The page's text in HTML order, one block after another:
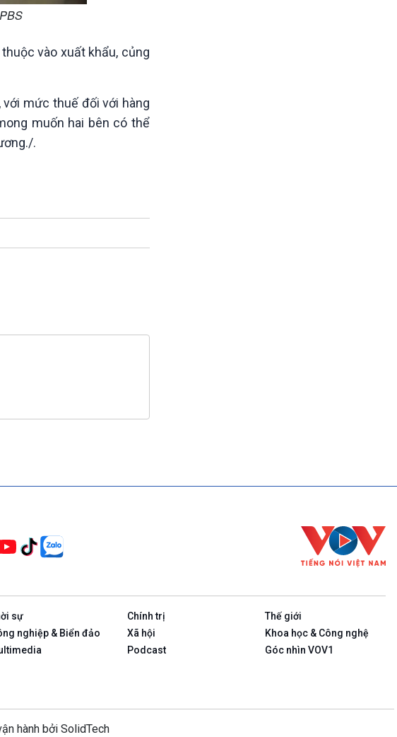
vào xuất khẩu, củng
mức thuế đối với hàng
muốn hai bên có thể
.
sự Chính trị
Thế giới
nghiệp & Biển đảo Xã hội
Khoa học & Công nghệ
Podcast
Góc nhìn VOV1
hành bởi SolidTech